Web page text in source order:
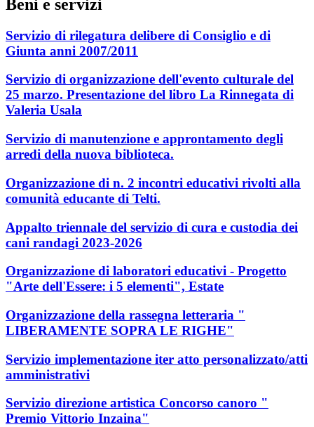
Beni e servizi
Servizio di rilegatura delibere di Consiglio e di
Giunta anni 2007/2011
Servizio di organizzazione dell'evento culturale del
25 marzo. Presentazione del libro La Rinnegata di
Valeria Usala
Servizio di manutenzione e approntamento degli
arredi della nuova biblioteca.
Organizzazione di n. 2 incontri educativi rivolti alla
comunità educante di Telti.
Appalto triennale del servizio di cura e custodia dei
cani randagi 2023-2026
Organizzazione di laboratori educativi - Progetto
"Arte dell'Essere: i 5 elementi", Estate
Organizzazione della rassegna letteraria "
LIBERAMENTE SOPRA LE RIGHE"
Servizio implementazione iter atto personalizzato/atti
amministrativi
Servizio direzione artistica Concorso canoro "
Premio Vittorio Inzaina"